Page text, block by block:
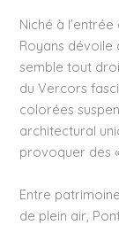
Niché à
Royans dévoile
semble tout
du Vercors
colorées
architectural
provoquer des
Entre
de plein air,